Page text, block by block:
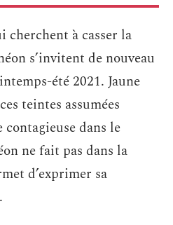
cherchent à casser la
s’invitent de nouveau
été 2021. Jaune
teintes assumées
dans le
ne fait pas dans la
d’exprimer sa